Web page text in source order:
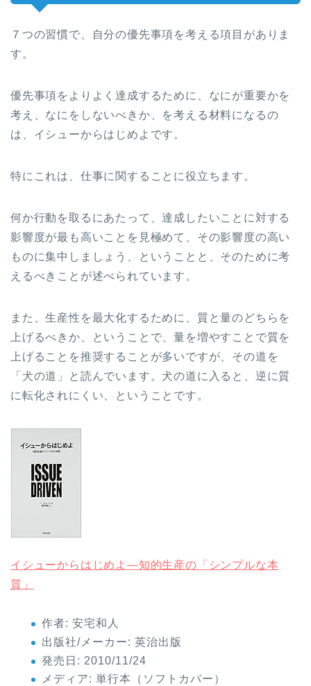
７つの習慣で、自分の優先事項を考える項目がありま
す。
優先事項をよりよく達成するために、なにが重要かを
考え、なにをしないべきか、を考える材料になるの
は、イシューからはじめよです。
特にこれは、仕事に関することに役立ちます。
何か行動を取るにあたって、達成したいことに対する
影響度が最も高いことを見極めて、その影響度の高い
ものに集中しましょう、ということと、そのために考
えるべきことが述べられています。
また、生産性を最大化するために、質と量のどちらを
上げるべきか、ということで、量を増やすことで質を
上げることを推奨することが多いですが、その道を
「犬の道」と読んでいます。犬の道に入ると、逆に質
に転化されにくい、ということです。
イシューからはじめよ―知的生産の「シンプルな本
質」
作者: 安宅和人
出版社/メーカー: 英治出版
発売日: 2010/11/24
メディア: 単行本（ソフトカバー）